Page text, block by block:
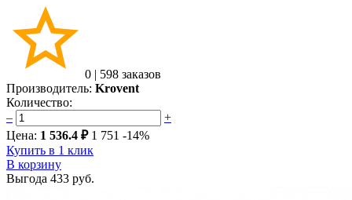
0 | 598 заказов
Производитель: Krovent
Количество:
–
+
Цена: 1 536.4 ₽ 1 751 -14%
Купить в 1 клик
В корзину
Выгода 433 руб.